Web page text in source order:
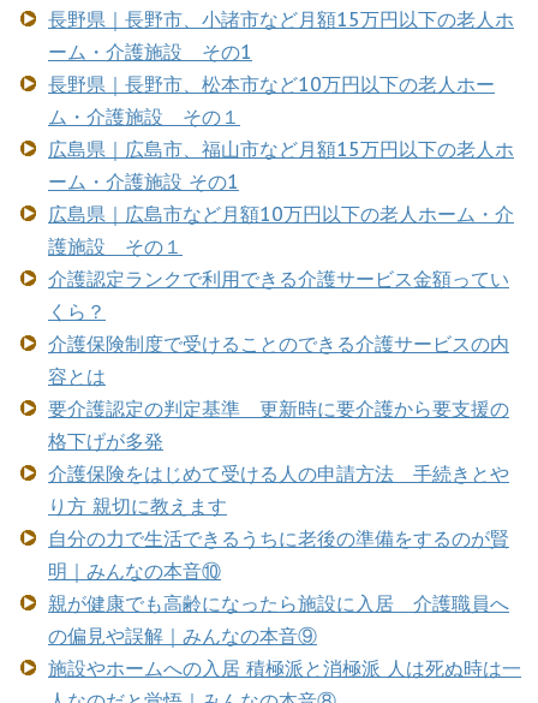
長野県｜長野市、小諸市など月額15万円以下の老人ホ
ーム・介護施設 その1
長野県｜長野市、松本市など10万円以下の老人ホー
ム・介護施設 その１
広島県｜広島市、福山市など月額15万円以下の老人ホ
ーム・介護施設 その1
広島県｜広島市など月額10万円以下の老人ホーム・介
護施設 その１
介護認定ランクで利用できる介護サービス金額ってい
くら？
介護保険制度で受けることのできる介護サービスの内
容とは
要介護認定の判定基準 更新時に要介護から要支援の
格下げが多発
介護保険をはじめて受ける人の申請方法 手続きとや
り方 親切に教えます
自分の力で生活できるうちに老後の準備をするのが賢
明｜みんなの本音⑩
親が健康でも高齢になったら施設に入居 介護職員へ
の偏見や誤解｜みんなの本音⑨
施設やホームへの入居 積極派と消極派 人は死ぬ時は一